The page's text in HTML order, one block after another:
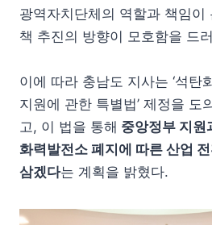
광역자치단체의 역할과 책임이
책 추진의 방향이 모호함을 드
이에 따라 충남도 지사는 ‘석탄
지원에 관한 특별법’ 제정을 도
고, 이 법을 통해 중앙정부 지원
화력발전소 폐지에 따른 산업
삼겠다는 계획을 밝혔다.